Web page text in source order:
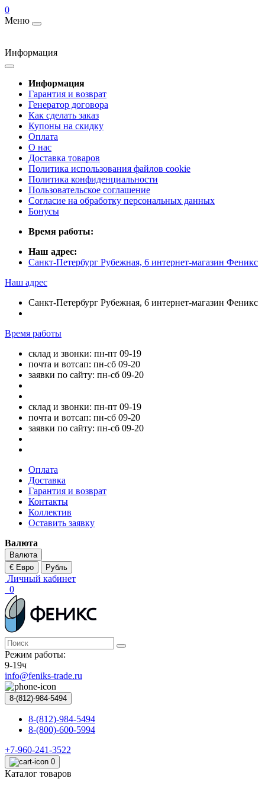
0
Меню
Информация
Информация
Гарантия и возврат
Генератор договора
Как сделать заказ
Купоны на скидку
Оплата
О нас
Доставка товаров
Политика использования файлов cookie
Политика конфиденциальности
Пользовательское соглашение
Согласие на обработку персональных данных
Бонусы
Время работы:
Наш адрес:
Санкт-Петербург Рубежная, 6 интернет-магазин Феникс
Наш адрес
Санкт-Петербург Рубежная, 6 интернет-магазин Феникс
Время работы
склад и звонки: пн-пт 09-19
почта и вотсап: пн-сб 09-20
заявки по сайту: пн-сб 09-20
склад и звонки: пн-пт 09-19
почта и вотсап: пн-сб 09-20
заявки по сайту: пн-сб 09-20
Оплата
Доставка
Гарантия и возврат
Контакты
Коллектив
Оставить заявку
Валюта
Валюта
€ Евро
Рубль
Личный кабинет
0
Режим работы:
9-19ч
info@feniks-trade.ru
8-(812)-984-5494
8-(812)-984-5494
8-(800)-600-5994
+7-960-241-3522
0
Каталог товаров